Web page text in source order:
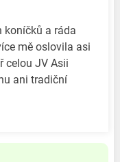
koníčků a ráda
mě oslovila asi
celou JV Asii
ani tradiční